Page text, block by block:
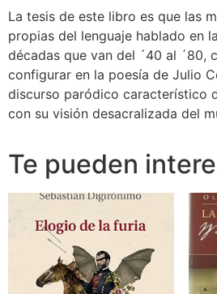
La tesis de este libro es que las
propias del lenguaje hablado en
décadas que van del ´40 al ´80,
configurar en la poesía de Julio
discurso paródico característico
con su visión desacralizada del
Te pueden